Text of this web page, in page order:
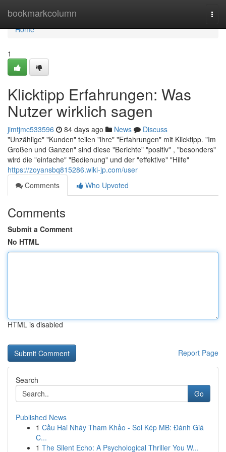
bookmarkcolumn
Home
Home
1
Klicktipp Erfahrungen: Was
Nutzer wirklich sagen
jimtjmc533596 84 days ago News
Discuss
"Unzählige" "Kunden" teilen "ihre" "Erfahrungen" mit Klicktipp. "Im
Großen und Ganzen" sind diese "Berichte" "positiv" , "besonders"
wird die "einfache" "Bedienung" und der "effektive" "Hilfe"
https://zoyansbq815286.wiki-jp.com/user
Comments
Who Upvoted
Comments
Submit a Comment
No HTML
HTML is disabled
Report Page
Search
Go
Published News
1 Cầu Hai Nháy Tham Khảo - Soi Kép MB: Đánh Giá
C...
1 The Silent Echo: A Psychological Thriller You W...